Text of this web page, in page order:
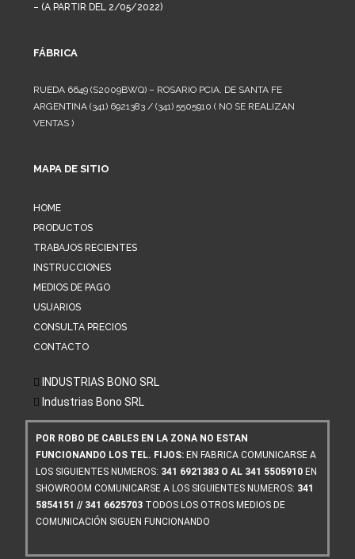
– (A PARTIR DEL 2/05/2022)
FÁBRICA
RUEDA 6649 (S2009BWQ) – ROSARIO PCIA. DE SANTA FE
ARGENTINA (341) 6921383 / (341) 5505910 ( NO SE REALIZAN
VENTAS )
MAPA DE SITIO
HOME
PRODUCTOS
TRABAJOS RECIENTES
INSTRUCCIONES
MEDIOS DE PAGO
USUARIOS
CONSULTA PRECIOS
CONTACTO
INDUSTRIAS BONO SRL
Industrias Bono SRL
POR ROBO DE CABLES EN LA ZONA NO ESTAN
FUNCIONANDO LOS TEL. FIJOS: EN FABRICA COMUNICARSE A
LOS SIGUIENTES NUMEROS: 341 6921383 O AL 341 5505910 EN
SHOWROOM COMUNICARSE A LOS SIGUIENTES NUMEROS: 341
5854151 // 341 6625703 TODOS LOS OTROS MEDIOS DE
COMUNICACIÓN SIGUEN FUNCIONANDO